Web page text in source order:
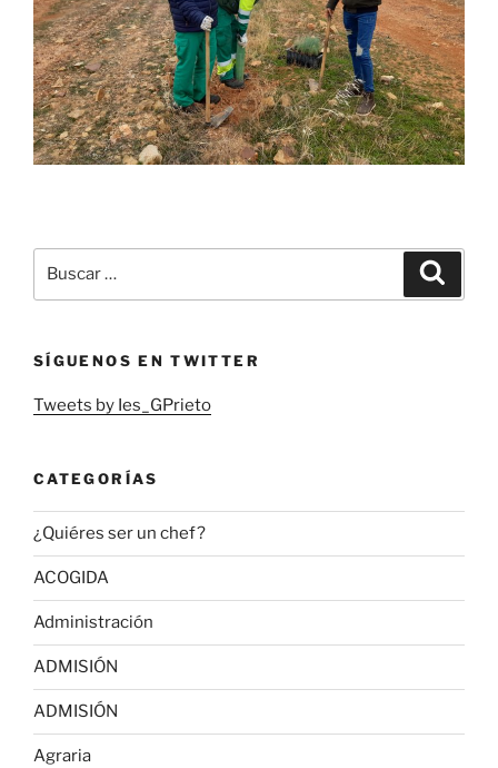
por:
SÍGUENOS EN TWITTER
Tweets by Ies_GPrieto
CATEGORÍAS
¿Quiéres ser un chef?
ACOGIDA
Administración
ADMISIÓN
ADMISIÓN
Agraria